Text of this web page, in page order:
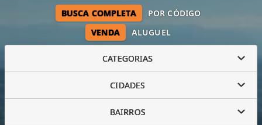
VENDA ALUGUEL
BUSCA COMPLETA POR CÓDIGO
CATEGORIAS
CIDADES
BAIRROS